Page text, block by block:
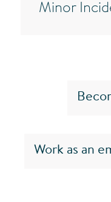
Minor
Work as an